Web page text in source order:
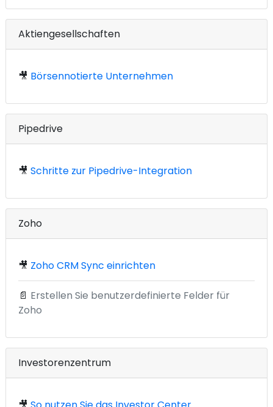
Aktiengesellschaften
🎥 Börsennotierte Unternehmen
Pipedrive
🎥 Schritte zur Pipedrive-Integration
Zoho
🎥 Zoho CRM Sync einrichten
📄 Erstellen Sie benutzerdefinierte Felder für
Zoho
Investorenzentrum